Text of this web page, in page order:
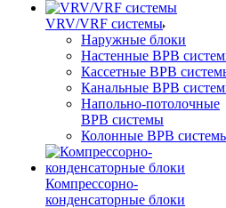
VRV/VRF системы
Наружные блоки
Настенные ВРВ
Кассетные ВРВ
Канальные ВРВ
Напольно-потолочные
ВРВ системы
Колонные ВРВ
Компрессорно-
конденсаторные блоки